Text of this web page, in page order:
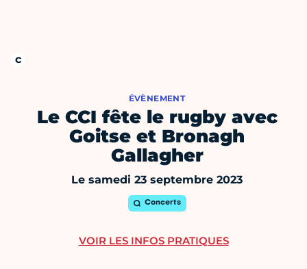
ÉVÈNEMENT
Le CCI fête le rugby avec
Goitse et Bronagh
Gallagher
Le samedi 23 septembre 2023
Concerts
VOIR LES INFOS PRATIQUES